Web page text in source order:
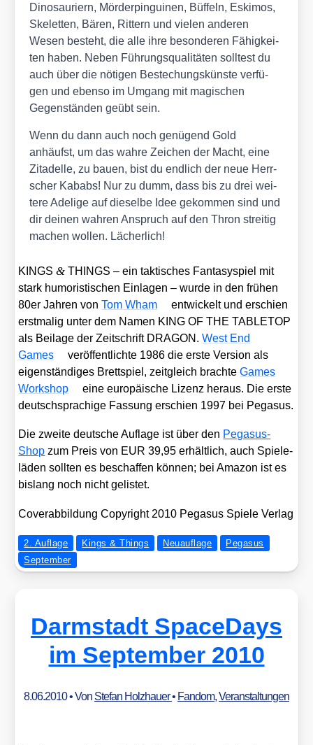
Dino­sau­ri­ern, Mör­der­pin­gui­nen, Büf­feln, Eski­mos,
Ske­let­ten, Bären, Rit­tern und vie­len ande­ren
Wesen besteht, die alle ihre beson­de­ren Fähig­kei­
ten haben. Neben Füh­rungs­qua­li­tä­ten soll­test du
auch über die nöti­gen Bestechungs­küns­te ver­fü­
gen und eben­so im Umgang mit magi­schen
Gegen­stän­den geübt sein.
Wenn du dann auch noch genü­gend Gold
anhäufst, um das wah­re Zei­chen der Macht, eine
Zita­del­le, zu bau­en, bist du end­lich der neue Herr­
scher Kababs! Nur zu dumm, dass bis zu drei wei­
te­re Ade­li­ge auf die­sel­be Idee gekom­men sind und
dir dei­nen wah­ren Anspruch auf den Thron strei­tig
machen wol­len. Lächer­lich!
KINGS& THINGS – ein tak­ti­sches Fan­ta­sy­spiel mit
stark humo­ris­ti­schen Ein­la­gen – wur­de in den frü­hen
80er Jah­ren vonTom Wham
ent­wi­ckelt und erschien
erst­ma­lig unter dem Namen KING OF THE TABLETOP
als Bei­la­ge der Zeit­schrift DRAGON.West End
Games
ver­öf­fent­lich­te 1986 die ers­te Ver­si­on als
eigen­stän­di­ges Brett­spiel, zeit­gleich brach­teGames
Work­shop
eine euro­päi­sche Lizenz her­aus. Die ers­te
deutsch­spra­chi­ge Fas­sung erschien 1997 bei Pega­sus.
Die zwei­te deut­sche Auf­la­ge ist über den Pega­sus-
Shop zum Preis von EUR 39,95 erhält­lich, auch Spiele­
lä­den soll­ten es beschaf­fen kön­nen; bei Ama­zon ist es
bis­lang noch nicht gelis­tet.
Cover­ab­bil­dung Copy­right 2010 Pega­sus Spie­le Ver­lag
2. Auflage Kings & Things Neuauflage
Pegasus
September
Darmstadt SpaceDays
im September 2010
8.06.2010• Von Stefan Holzhauer• Fandom,Veranstaltungen